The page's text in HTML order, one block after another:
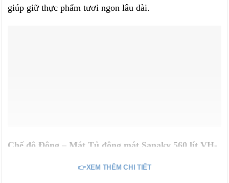
giúp giữ thực phẩm tươi ngon lâu dài.
Chế độ Đông – Mát Tủ đông mát Sanaky 560 lít VH-
👉XEM THÊM CHI TIẾT